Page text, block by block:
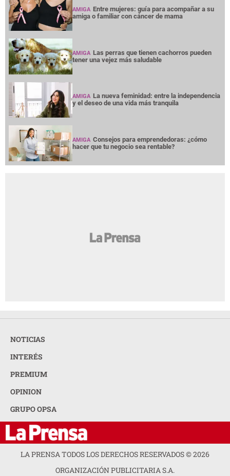
AMIGA Entre mujeres: guía para acompañar a su
amiga o familiar con cáncer de mama
AMIGA Las perras que tienen cachorros pueden
tener una vejez más saludable
AMIGA La nueva feminidad: entre la independencia
y el deseo de una vida más tranquila
AMIGA Consejos para emprendedoras: ¿cómo
hacer que tu negocio sea rentable?
NOTICIAS
INTERÉS
PREMIUM
OPINION
GRUPO OPSA
LA PRENSA TODOS LOS DERECHOS RESERVADOS ©2026
ORGANIZACIÓN PUBLICITARIA S.A.